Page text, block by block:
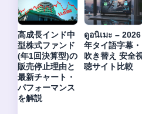
高成長インド中
型株式ファンド
(年1回決算型)の
販売停止理由と
最新チャート・
パフォーマンス
を解説
ดูอนิเมะ – 2026
年タイ語字幕・
吹き替え 安全
聴サイト比較